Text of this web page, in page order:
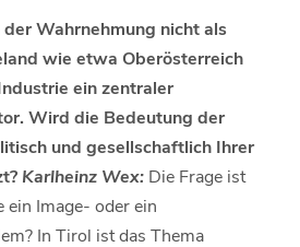
Wahrnehmung nicht als
wie etwa Oberösterreich
ein zentraler
Wird die Bedeutung der
und gesellschaftlich Ihrer
Karlheinz Wex: Die Frage ist
ein Image- oder ein
In Tirol ist das Thema